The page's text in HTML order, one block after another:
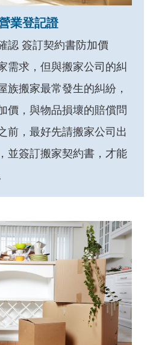
業登記證
認 簽訂契約書防加價
需求，但與搬家公司的糾
族搬家最常發生的糾紛，
價，與物品損壞的賠償問
前，最好先請搬家公司出
並簽訂搬家契約書，才能